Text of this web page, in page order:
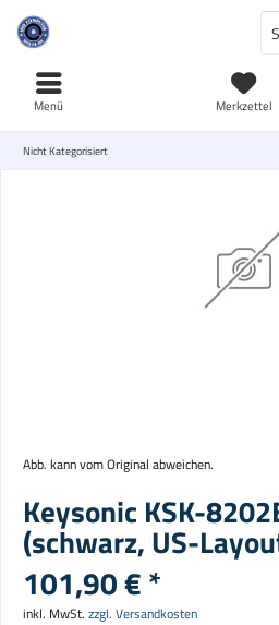
Merkzettel
Menü
Nicht Kategorisiert
Abb. kann vom Original abweichen.
Keysonic KSK-
(schwarz, US-
101,90 € *
inkl. MwSt. zzgl. Versandkosten